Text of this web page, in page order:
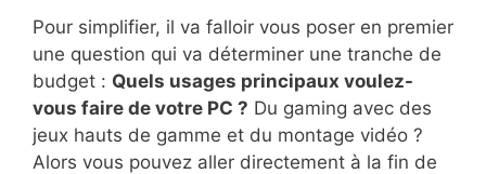
Pour simplifier, il va falloir vous poser en premier
une question qui va déterminer une tranche de
budget : Quels usages principaux voulez-
vous faire de votre PC ? Du gaming avec des
jeux hauts de gamme et du montage vidéo ?
Alors vous pouvez aller directement à la fin de